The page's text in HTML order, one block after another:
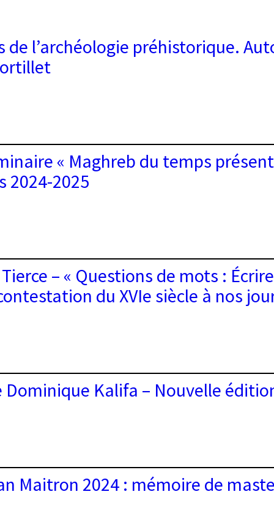
de l’archéologie préhistorique.
« Maghreb du temps
2024-2025
– « Questions de mots :
du XVIe siècle à nos
Dominique Kalifa – Nouvelle
Maitron 2024 : mémoire de